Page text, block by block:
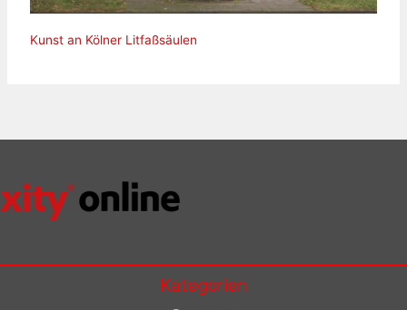
Kunst an Kölner Litfaßsäulen
Kategorien